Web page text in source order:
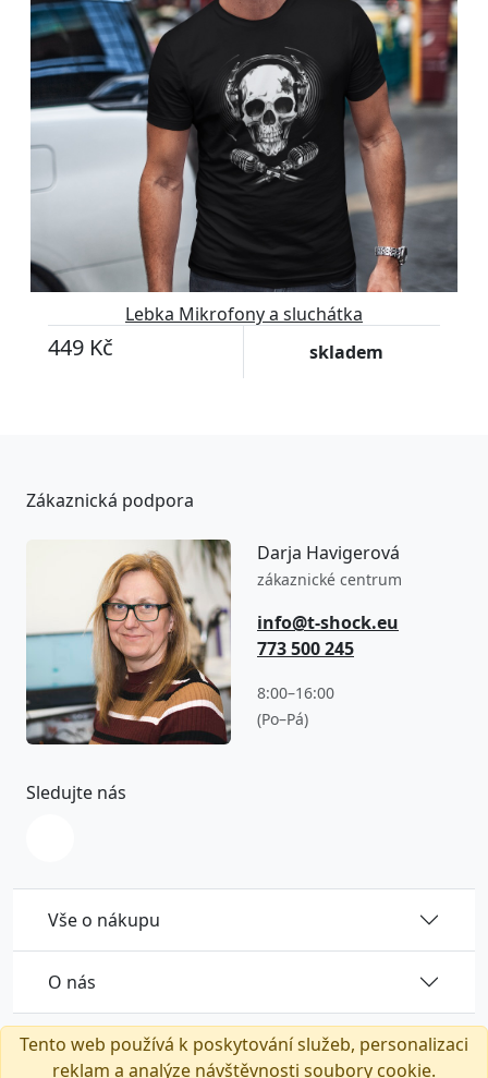
Tento web používá k poskytování služeb, personalizaci
reklam a analýze návštěvnosti soubory cookie.
Lebka Mikrofony a sluchátka
449 Kč skladem
Vše o nákupu
O nás
Zákaznická podpora
Darja Havigerová
zákaznické centrum
info@t-shock.eu
773 500 245
8:00–16:00
(Po–Pá)
Sledujte nás